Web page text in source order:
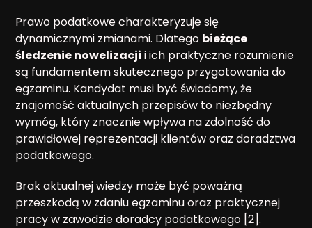
Prawo podatkowe charakteryzuje się
dynamicznymi zmianami. Dlatego bieżące
śledzenie nowelizacji i ich praktyczne rozumienie
są fundamentem skutecznego przygotowania do
egzaminu. Kandydat musi być świadomy, że
znajomość aktualnych przepisów to niezbędny
wymóg, który znacznie wpływa na zdolność do
prawidłowej reprezentacji klientów oraz doradztwa
podatkowego.
Brak aktualnej wiedzy może być poważną
przeszkodą w zdaniu egzaminu oraz praktycznej
pracy w zawodzie doradcy podatkowego [2].